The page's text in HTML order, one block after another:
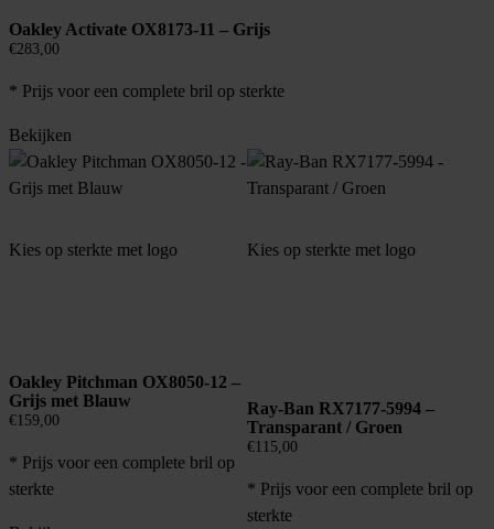
Oakley Activate OX8173-11 – Grijs
€283,00
* Prijs voor een complete bril op sterkte
Bekijken
Kies op sterkte met logo
Oakley Pitchman OX8050-12 –
Grijs met Blauw
€159,00
* Prijs voor een complete bril op
sterkte
Kies op sterkte met logo
Ray-Ban RX7177-5994 –
Transparant / Groen
€115,00
* Prijs voor een complete bril op
sterkte